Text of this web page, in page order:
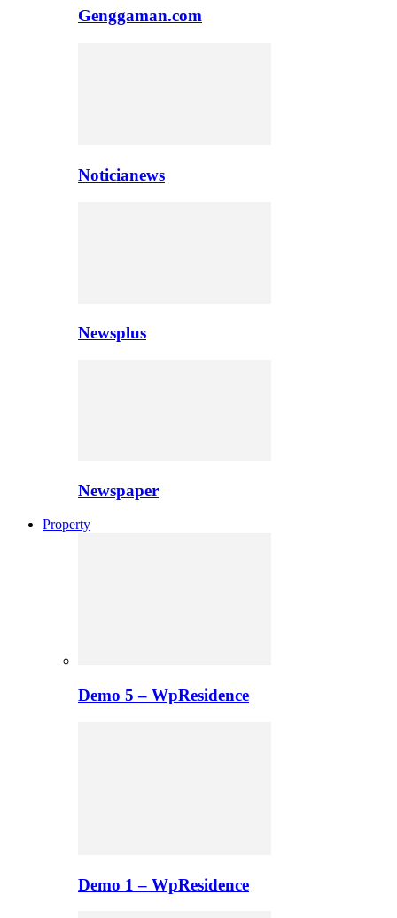
Genggaman.com
Noticianews
Newsplus
Newspaper
Property
Demo 5 – WpResidence
Demo 1 – WpResidence